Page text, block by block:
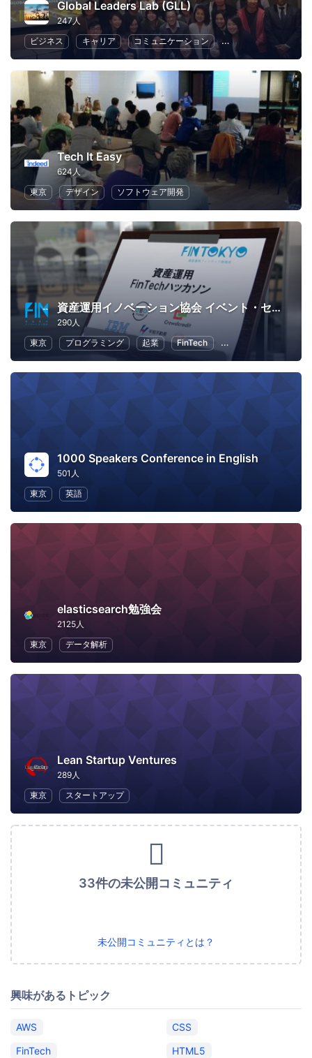
Global Leaders Lab (GLL)
247人
ビジネス
キャリア コミュニケーション リーダーシップ
Tech It Easy
624人
東京
デザイン ソフトウェア開発
資産運用イノベーション協会 イベント・セミナー・勉強会
290人
東京
プログラミング 起業 FinTech 不動産・投資・金融
1000 Speakers Conference in English
501人
東京
英語
elasticsearch勉強会
2125人
東京
データ解析
Lean Startup Ventures
289人
東京
スタートアップ
33件の未公開コミュニティ
未公開コミュニティとは？
興味があるトピック
AWS
CSS
FinTech
HTML5